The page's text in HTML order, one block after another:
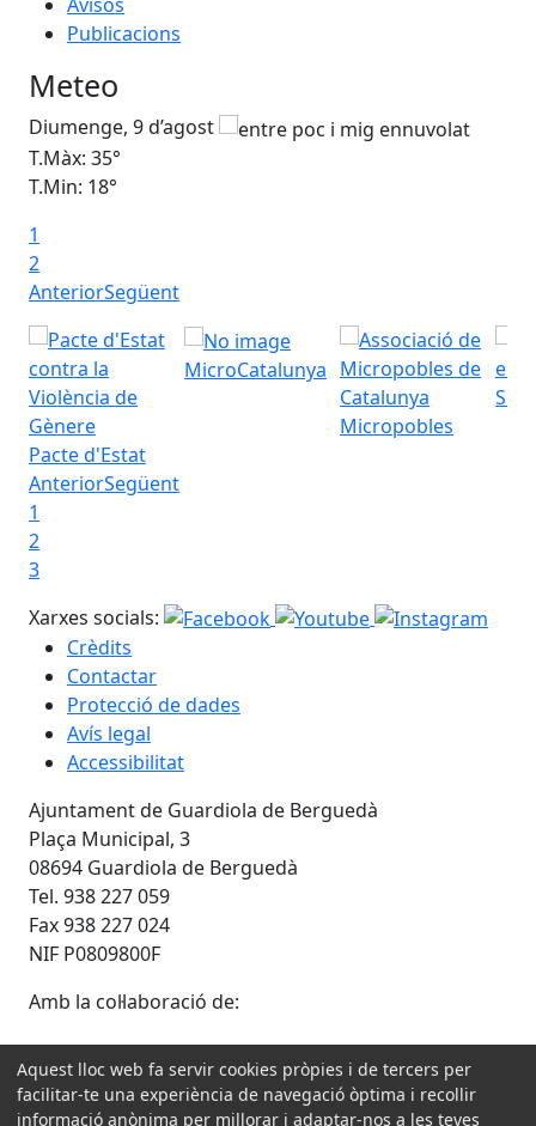
Publicacions
Meteo
Diumenge, 9 d’agost
T.Màx: 35°
T.Min: 18°
1
2
AnteriorSegüent
Pacte d'Estat
MicroCatalunya
Micropobles
Seu
AnteriorSegüent
1
2
3
Xarxes socials:
Crèdits
Contactar
Protecció de dades
Avís legal
Accessibilitat
Ajuntament de Guardiola de Berguedà
Plaça Municipal, 3
08694 Guardiola de Berguedà
Tel. 938 227 059
Fax 938 227 024
NIF P0809800F
Amb la col·laboració de:
Aquest lloc web fa servir cookies pròpies i de tercers per
facilitar-te una experiència de navegació òptima i recollir
informació anònima per millorar i adaptar-nos a les teves